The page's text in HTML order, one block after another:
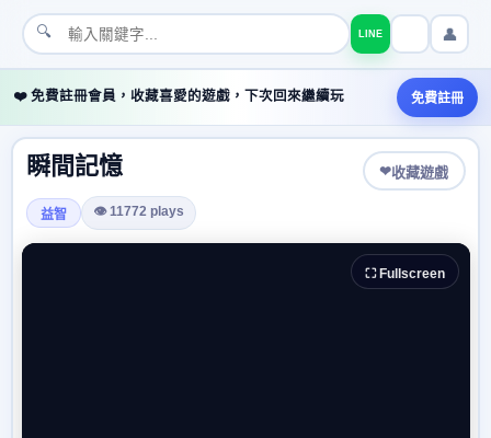
🔍 LINE 👤
❤️ 免費註冊會員，收藏喜愛的遊戲，下次回來繼續玩 免費註冊
瞬間記憶 ❤收藏遊戲
益智 👁 11772 plays
⛶ Fullscreen